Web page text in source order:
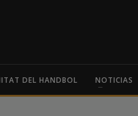
DEL HANDBOL NOTICIAS